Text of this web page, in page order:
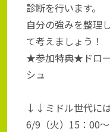
診断を行います。
自分の強みを整理
て考えましょう！
★参加特典★ドロ
シュ
↓↓ミドル世代に
6/9（火）15：00